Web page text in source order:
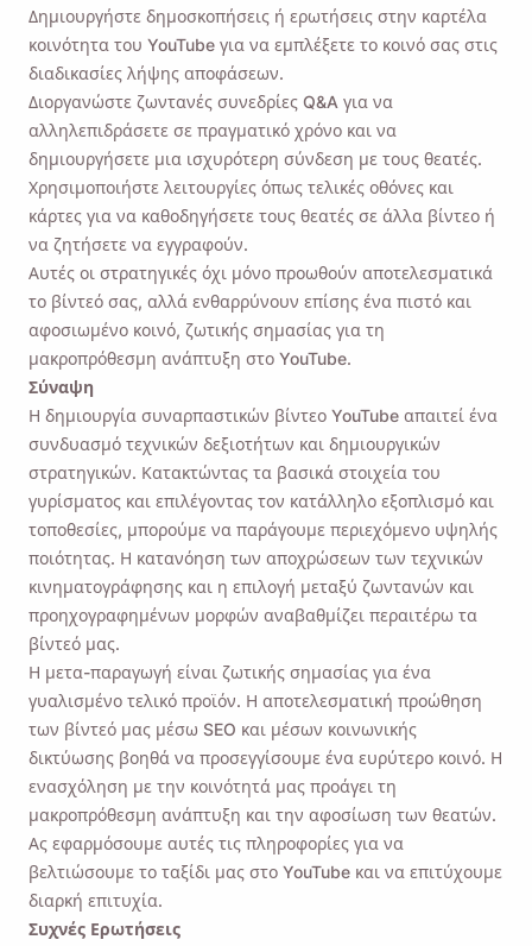
Δημιουργήστε δημοσκοπήσεις ή ερωτήσεις στην καρτέλα
κοινότητα του YouTube για να εμπλέξετε το κοινό σας στις
διαδικασίες λήψης αποφάσεων.
Διοργανώστε ζωντανές συνεδρίες Q&A για να
αλληλεπιδράσετε σε πραγματικό χρόνο και να
δημιουργήσετε μια ισχυρότερη σύνδεση με τους θεατές.
Χρησιμοποιήστε λειτουργίες όπως τελικές οθόνες και
κάρτες για να καθοδηγήσετε τους θεατές σε άλλα βίντεο ή
να ζητήσετε να εγγραφούν.
Αυτές οι στρατηγικές όχι μόνο προωθούν αποτελεσματικά
το βίντεό σας, αλλά ενθαρρύνουν επίσης ένα πιστό και
αφοσιωμένο κοινό, ζωτικής σημασίας για τη
μακροπρόθεσμη ανάπτυξη στο YouTube.
Σύναψη
Η δημιουργία συναρπαστικών βίντεο YouTube απαιτεί ένα
συνδυασμό τεχνικών δεξιοτήτων και δημιουργικών
στρατηγικών. Κατακτώντας τα βασικά στοιχεία του
γυρίσματος και επιλέγοντας τον κατάλληλο εξοπλισμό και
τοποθεσίες, μπορούμε να παράγουμε περιεχόμενο υψηλής
ποιότητας. Η κατανόηση των αποχρώσεων των τεχνικών
κινηματογράφησης και η επιλογή μεταξύ ζωντανών και
προηχογραφημένων μορφών αναβαθμίζει περαιτέρω τα
βίντεό μας.
Η μετα-παραγωγή είναι ζωτικής σημασίας για ένα
γυαλισμένο τελικό προϊόν. Η αποτελεσματική προώθηση
των βίντεό μας μέσω SEO και μέσων κοινωνικής
δικτύωσης βοηθά να προσεγγίσουμε ένα ευρύτερο κοινό. Η
ενασχόληση με την κοινότητά μας προάγει τη
μακροπρόθεσμη ανάπτυξη και την αφοσίωση των θεατών.
Ας εφαρμόσουμε αυτές τις πληροφορίες για να
βελτιώσουμε το ταξίδι μας στο YouTube και να επιτύχουμε
διαρκή επιτυχία.
Συχνές Ερωτήσεις